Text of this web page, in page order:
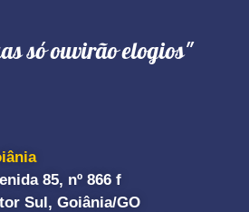
só ouvirão elogios"
85, nº 866 f
Sul, Goiânia/GO